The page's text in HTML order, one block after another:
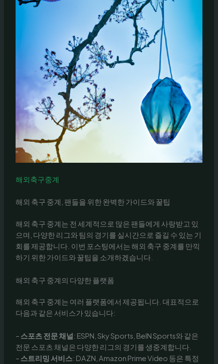
해외축구중계
해외 축구 중계, 팬들을 위한 완벽한 가이드와 꿀팁
해외 축구 중계는 전 세계적으로 많은 팬들에게 사랑받고 있
으며, 다양한 리그와 팀의 경기를 실시간으로 즐길 수 있는 기
회를 제공합니다. 이번 포스팅에서는 해외 축구 중계를 만끽
하기 위한 가이드와 꿀팁을 소개하겠습니다.
해외 축구 중계의 다양한 플랫폼
해외 축구 중계는 여러 플랫폼에서 제공됩니다. 대표적으로
다음과 같은 서비스가 있습니다:
– 스포츠 전문 채널: ESPN, Sky Sports, BeIN Sports와 같은
전문 스포츠 채널은 다양한 리그의 경기를 생중계합니다.
– 스트리밍 서비스: DAZN, Amazon Prime Video 등은 특정